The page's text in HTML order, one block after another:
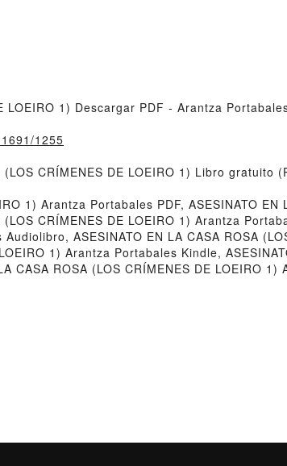
LOEIRO 1) Descargar PDF - Arantza
1255
CRÍMENES DE LOEIRO 1) Libro gratuito
1) Arantza Portabales PDF, ASESINATO
CRÍMENES DE LOEIRO 1) Arantza
ASESINATO EN LA CASA ROSA
1) Arantza Portabales Kindle,
CASA ROSA (LOS CRÍMENES DE LOEIRO